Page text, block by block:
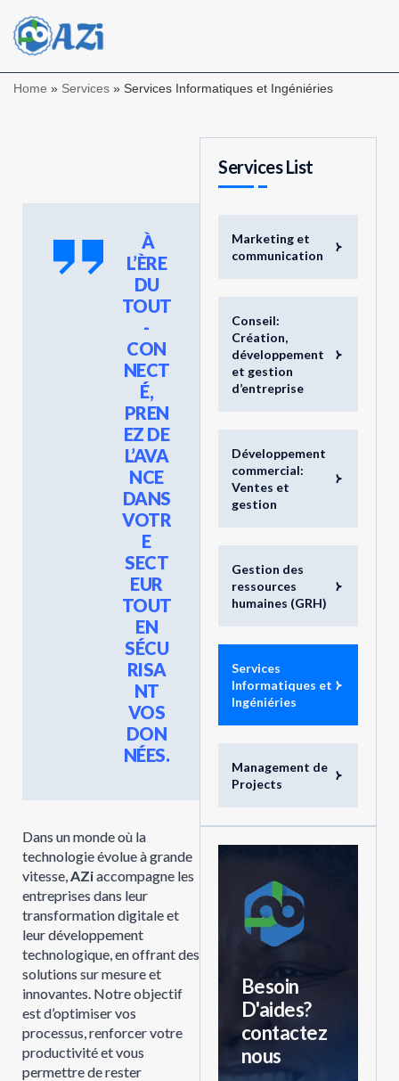
Home » Services » Services Informatiques et Ingéniéries
Services List
Marketing et
communication
Conseil:
Création,
développement
et gestion
d’entreprise
Développement
commercial:
Ventes et
gestion
Gestion des
ressources
humaines (GRH)
Services
Informatiques et
Ingéniéries
Management de
Projects
Besoin
D'aides?
contactez
nous
À
L’ÈRE
DU
TOUT
-
CON
NECT
É,
PREN
EZ DE
L’AVA
NCE
DANS
VOTR
E
SECT
EUR
TOUT
EN
SÉCU
RISA
NT
VOS
DON
NÉES.
Dans un monde où la
technologie évolue à grande
vitesse,AZiaccompagne les
entreprises dans leur
transformation digitale et
leur développement
technologique, en offrant des
solutions sur mesure et
innovantes. Notre objectif
est d’optimiser vos
processus, renforcer votre
productivité et vous
permettre de rester